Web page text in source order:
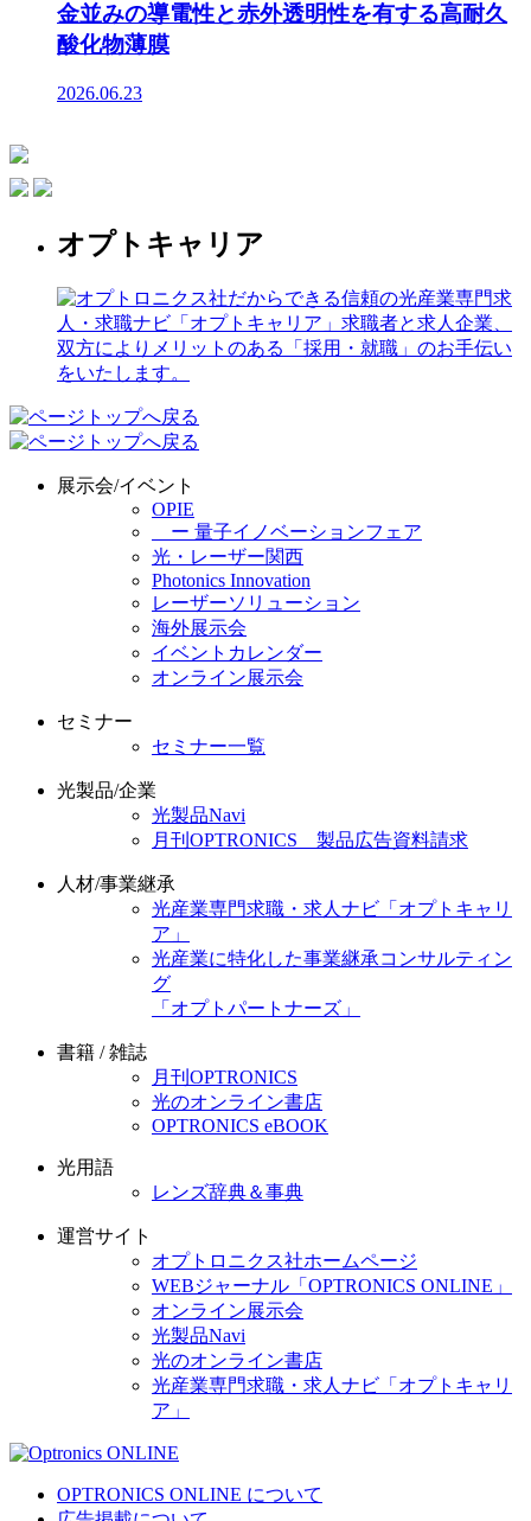
金並みの導電性と赤外透明性を有する高耐久
酸化物薄膜
2026.06.23
オプトキャリア
展示会/イベント
OPIE
ー 量子イノベーションフェア
光・レーザー関西
Photonics Innovation
レーザーソリューション
海外展示会
イベントカレンダー
オンライン展示会
セミナー
セミナー一覧
光製品/企業
光製品Navi
月刊OPTRONICS 製品広告資料請求
人材/事業継承
光産業専門求職・求人ナビ「オプトキャリ
ア」
光産業に特化した事業継承コンサルティン
グ
「オプトパートナーズ」
書籍 / 雑誌
月刊OPTRONICS
光のオンライン書店
OPTRONICS eBOOK
光用語
レンズ辞典＆事典
運営サイト
オプトロニクス社ホームページ
WEBジャーナル「OPTRONICS ONLINE」
オンライン展示会
光製品Navi
光のオンライン書店
光産業専門求職・求人ナビ「オプトキャリ
ア」
OPTRONICS ONLINE について